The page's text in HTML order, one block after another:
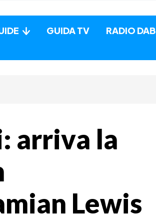
GUIDA TV RADIO DAB
arriva la
Lewis